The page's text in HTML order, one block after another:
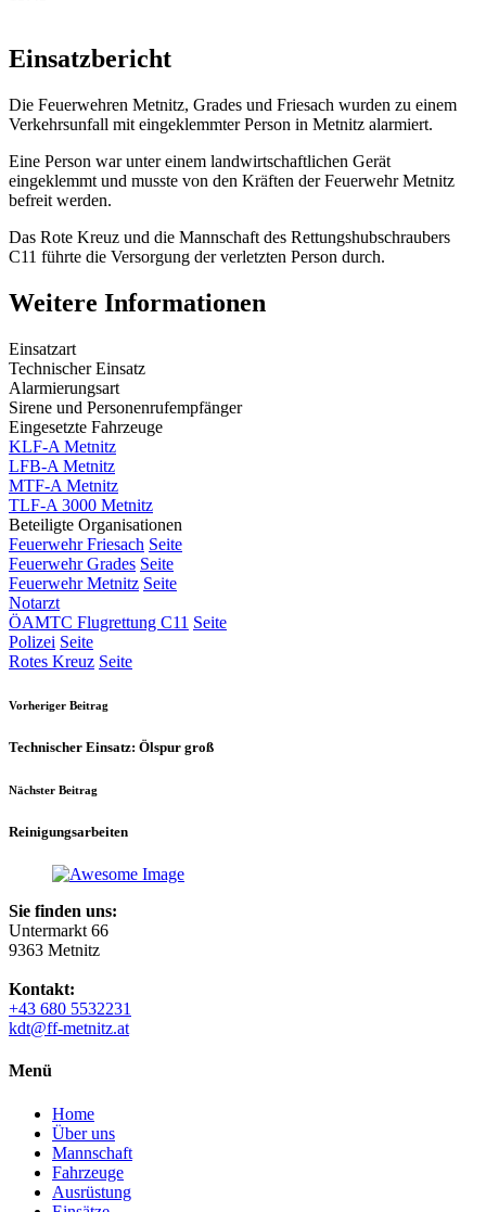
Einsatzbericht
Die Feuerwehren Metnitz, Grades und Friesach wurden zu einem
Verkehrsunfall mit eingeklemmter Person in Metnitz alarmiert.
Eine Person war unter einem landwirtschaftlichen Gerät
eingeklemmt und musste von den Kräften der Feuerwehr Metnitz
befreit werden.
Das Rote Kreuz und die Mannschaft des Rettungshubschraubers
C11 führte die Versorgung der verletzten Person durch.
Weitere Informationen
Einsatzart
Technischer Einsatz
Alarmierungsart
Sirene und Personenrufempfänger
Eingesetzte Fahrzeuge
KLF-A Metnitz
LFB-A Metnitz
MTF-A Metnitz
TLF-A 3000 Metnitz
Beteiligte Organisationen
Feuerwehr Friesach Seite
Feuerwehr Grades Seite
Feuerwehr Metnitz Seite
Notarzt
ÖAMTC Flugrettung C11 Seite
Polizei Seite
Rotes Kreuz Seite
Vorheriger Beitrag
Technischer Einsatz: Ölspur groß
Nächster Beitrag
Reinigungsarbeiten
Sie finden uns:
Untermarkt 66
9363 Metnitz
Kontakt:
+43 680 5532231
kdt@ff-metnitz.at
Menü
Home
Über uns
Mannschaft
Fahrzeuge
Ausrüstung